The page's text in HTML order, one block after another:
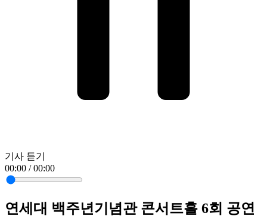
기사 듣기
00:00 / 00:00
연세대 백주년기념관 콘서트홀 6회 공연